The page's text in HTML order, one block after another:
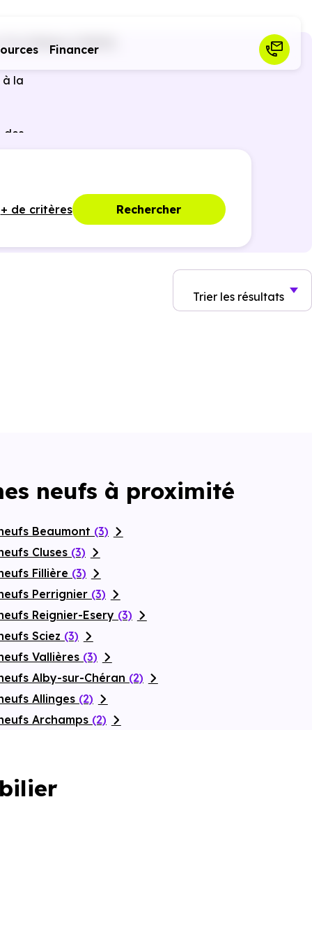
Financer
Chênex (74520)
à la
des
+ de critères Rechercher
Trier les résultats
neufs à proximité
Beaumont (3)
Cluses (3)
Fillière (3)
Perrignier (3)
Reignier-Esery (3)
Sciez (3)
Vallières (3)
Alby-sur-Chéran (2)
Allinges (2)
Archamps (2)